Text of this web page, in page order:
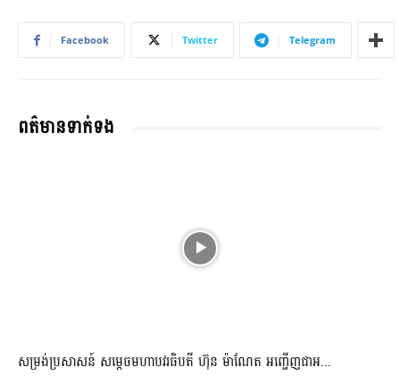
Facebook Twitter Telegram
ពត៌មានទាក់ទង
សម្រង់ប្រសាសន៍ សម្ដេចមហាបវរធិបតី ហ៊ុន ម៉ាណែត អញ្ជើញជាអ...